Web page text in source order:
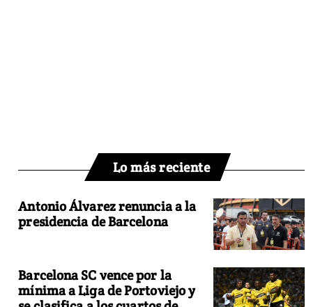
Lo más reciente
Antonio Álvarez renuncia a la
presidencia de Barcelona
Barcelona SC vence por la
mínima a Liga de Portoviejo y